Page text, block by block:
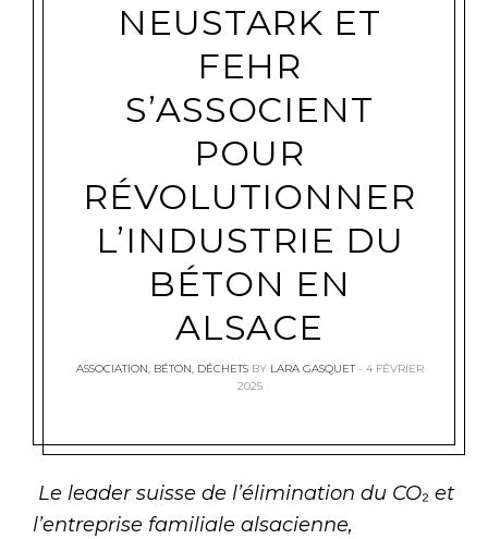
NEUSTARK ET
FEHR
S’ASSOCIENT
POUR
RÉVOLUTIONNER
L’INDUSTRIE DU
BÉTON EN
ALSACE
ASSOCIATION, BÉTON, DÉCHETS BY LARA GASQUET
4 FÉVRIER
2025
Le leader suisse de l’élimination du CO₂ et
l’entreprise familiale alsacienne,